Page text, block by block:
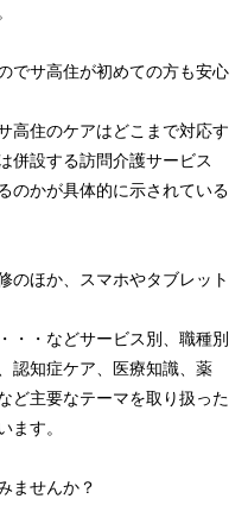
でサ高住が初めての方も安心
高住のケアはどこまで対応す
併設する訪問介護サービス
のかが具体的に示されている
のほか、スマホやタブレット
・・などサービス別、職種別
認知症ケア、医療知識、薬
ど主要なテーマを取り扱った
ます。
ませんか？